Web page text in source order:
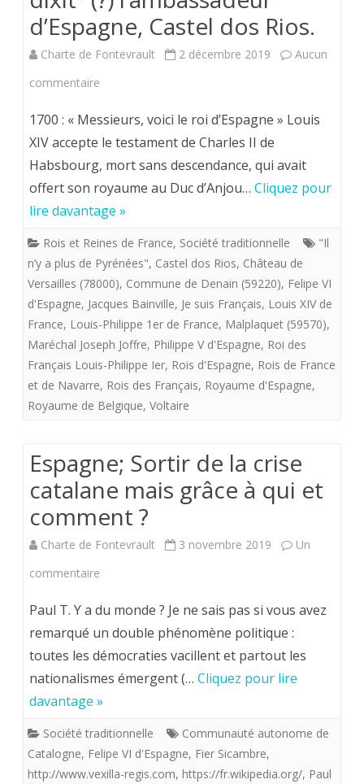
d’Espagne, Castel dos Rios.
Charte de Fontevrault 2 décembre 2019
Aucun
commentaire
n'y
a
plus
dixit"
(?)
l’ambassadeur
d’Espagne,
Castel
1700 : « Messieurs, voici le roi d’Espagne » Louis
XIV accepte le testament de Charles II de
Habsbourg, mort sans descendance, qui avait
offert son royaume au Duc d’Anjou… Cliquez pour
lire davantage »
Rois et Reines de France, Société traditionnelle
"Il
n’y a plus de Pyrénées", Castel dos Rios, Château de
Versailles (78000), Commune de Denain (59220), Felipe VI
d'Espagne, Jacques Bainville, Je suis Français, Louis XIV de
France, Louis-Philippe 1er de France, Malplaquet (59570),
Maréchal Joseph Joffre, Philippe V d'Espagne, Roi des
Français Louis-Philippe Ier, Rois d'Espagne, Rois de France
et de Navarre, Rois des Français, Royaume d'Espagne,
Royaume de Belgique, Voltaire
Espagne; Sortir de la crise
catalane mais grâce à qui et
comment ?
Charte de Fontevrault 3 novembre 2019
Un
commentaire
Sortir
de
la
mais
Paul T. Y a du monde ? Je ne sais pas si vous avez
remarqué un double phénomène politique :
toutes les démocraties vacillent et partout les
nationalismes émergent (… Cliquez pour lire
davantage »
Société traditionnelle
Communauté autonome de
Catalogne, Felipe VI d'Espagne, Fier Sicambre,
http://www.vexilla-regis.com, https://fr.wikipedia.org/, Paul